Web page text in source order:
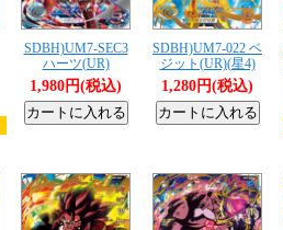
SDBH)UM7-SEC3
ハーツ(UR)
1,980円(税込)
SDBH)UM7-022 ベ
ジット(UR)(星4)
1,280円(税込)